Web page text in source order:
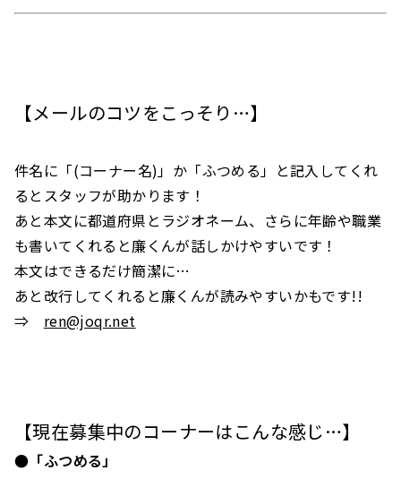
【メールのコツをこっそり…】
件名に「(コーナー名)」か「ふつめる」と記入してくれ
るとスタッフが助かります！
あと本文に都道府県とラジオネーム、さらに年齢や職業
も書いてくれると廉くんが話しかけやすいです！
本文はできるだけ簡潔に…
あと改行してくれると廉くんが読みやすいかもです!!
⇒ ren@joqr.net
【現在募集中のコーナーはこんな感じ…】
●「ふつめる」